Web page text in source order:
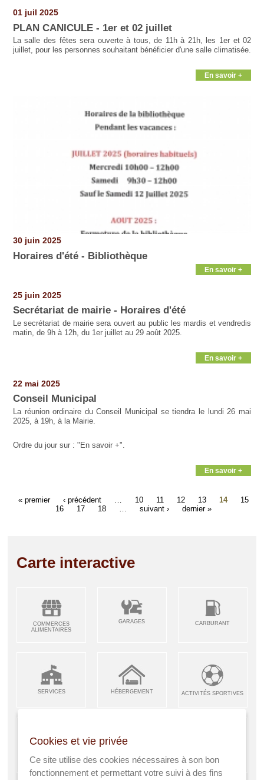
01 juil 2025
PLAN CANICULE - 1er et 02 juillet
La salle des fêtes sera ouverte à tous, de 11h à 21h, les 1er et 02
juillet, pour les personnes souhaitant bénéficier d'une salle climatisée.
En savoir +
30 juin 2025
Horaires d'été - Bibliothèque
En savoir +
25 juin 2025
Secrétariat de mairie - Horaires d'été
Le secrétariat de mairie sera ouvert au public les mardis et vendredis
matin, de 9h à 12h, du 1er juillet au 29 août 2025.
En savoir +
22 mai 2025
Conseil Municipal
La réunion ordinaire du Conseil Municipal se tiendra le lundi 26 mai
2025, à 19h, à la Mairie.
Ordre du jour sur : "En savoir +".
En savoir +
« premier ‹ précédent 10 11 12 13 14
15
16
17 18 suivant › dernier »
Carte interactive
COMMERCES
ALIMENTAIRES
GARAGES CARBURANT
SERVICES HÉBERGEMENT ACTIVITÉS SPORTIVES
ARTISANS &
INDUSTRIES
RESTAURANTS CAFÉS ENFANCE JEUNESSE
Cookies et vie privée
Ce site utilise des cookies nécessaires à son bon
fonctionnement et permettant votre suivi à des fins